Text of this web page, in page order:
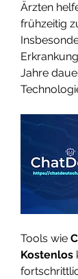
Ärzten
frühzeitig
Jahre
Tools wie
Kostenlos